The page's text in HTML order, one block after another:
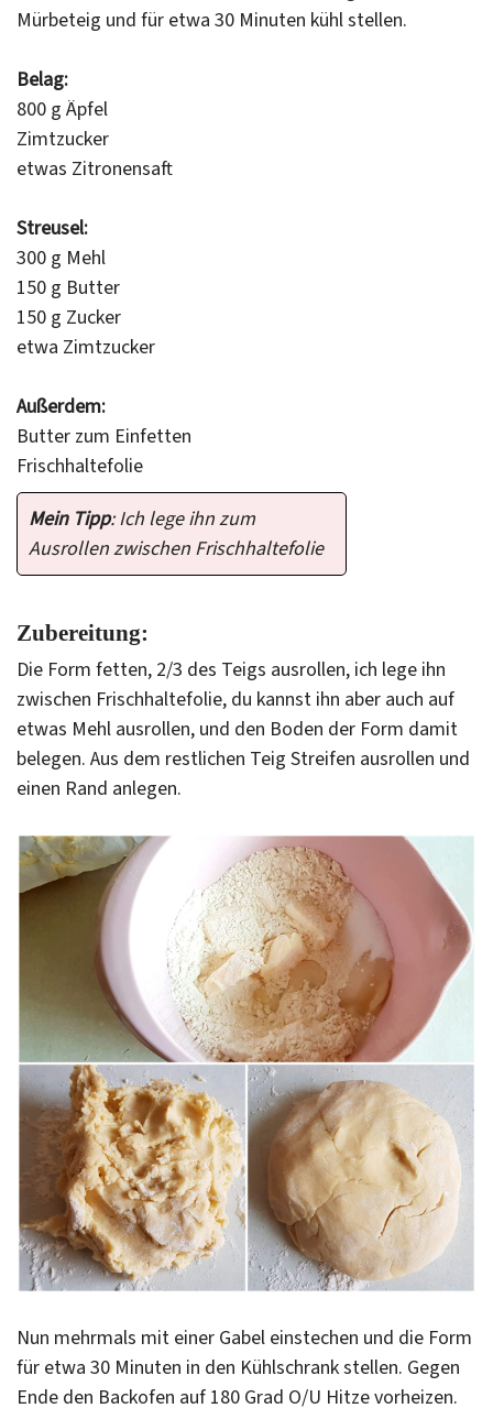
Mürbeteig und für etwa 30 Minuten kühl stellen.
Belag:
800 g Äpfel
Zimtzucker
etwas Zitronensaft
Streusel:
300 g Mehl
150 g Butter
150 g Zucker
etwa Zimtzucker
Außerdem:
Butter zum Einfetten
Frischhaltefolie
Mein Tipp: Ich lege ihn zum
Ausrollen zwischen Frischhaltefolie
Zubereitung:
Die Form fetten, 2/3 des Teigs ausrollen, ich lege ihn
zwischen Frischhaltefolie, du kannst ihn aber auch auf
etwas Mehl ausrollen, und den Boden der Form damit
belegen. Aus dem restlichen Teig Streifen ausrollen und
einen Rand anlegen.
Nun mehrmals mit einer Gabel einstechen und die Form
für etwa 30 Minuten in den Kühlschrank stellen. Gegen
Ende den Backofen auf 180 Grad O/U Hitze vorheizen.